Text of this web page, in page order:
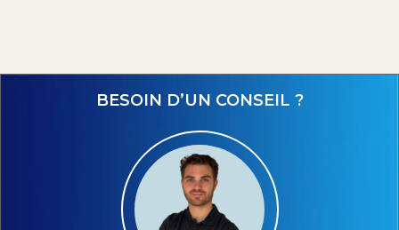
BESOIN D’UN CONSEIL ?